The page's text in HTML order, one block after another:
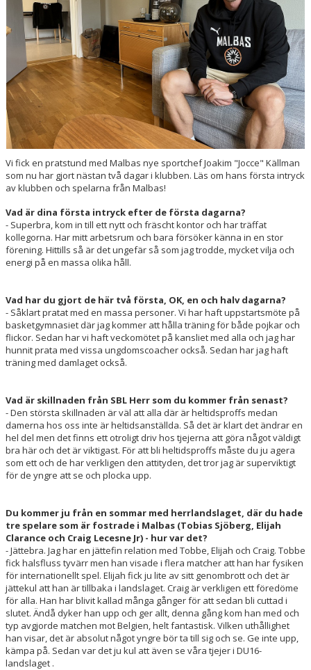
ENGAGERA DIG
KONTAKT
Vi fick en pratstund med Malbas nye sportchef Joakim "Jocce" Källman
som nu har gjort nästan två dagar i klubben. Läs om hans första intryck
av klubben och spelarna från Malbas!
Vad är dina första intryck efter de första dagarna?
- Superbra, kom in till ett nytt och fräscht kontor och har träffat
kollegorna. Har mitt arbetsrum och bara försöker känna in en stor
förening. Hittills så är det ungefär så som jag trodde, mycket vilja och
energi på en massa olika håll.
Vad har du gjort de här två första, OK, en och halv dagarna?
- Såklart pratat med en massa personer. Vi har haft uppstartsmöte på
basketgymnasiet där jag kommer att hålla träning för både pojkar och
flickor. Sedan har vi haft veckomötet på kansliet med alla och jag har
hunnit prata med vissa ungdomscoacher också. Sedan har jag haft
träning med damlaget också.
Vad är skillnaden från SBL Herr som du kommer från senast?
- Den största skillnaden är väl att alla där är heltidsproffs medan
damerna hos oss inte är heltidsanställda. Så det är klart det ändrar en
hel del men det finns ett otroligt driv hos tjejerna att göra något väldigt
bra här och det är viktigast. För att bli heltidsproffs måste du ju agera
som ett och de har verkligen den attityden, det tror jag är superviktigt
för de yngre att se och plocka upp.
Du kommer ju från en sommar med herrlandslaget, där du hade
tre spelare som är fostrade i Malbas (Tobias Sjöberg, Elijah
Clarance och Craig Lecesne Jr) - hur var det?
- Jättebra. Jag har en jättefin relation med Tobbe, Elijah och Craig. Tobbe
fick halsfluss tyvärr men han visade i flera matcher att han har fysiken
för internationellt spel. Elijah fick ju lite av sitt genombrott och det är
jättekul att han är tillbaka i landslaget. Craig är verkligen ett föredöme
för alla. Han har blivit kallad många gånger för att sedan bli cuttad i
slutet. Ändå dyker han upp och ger allt, denna gång kom han med och
typ avgjorde matchen mot Belgien, helt fantastisk. Vilken uthållighet
han visar, det är absolut något yngre bör ta till sig och se. Ge inte upp,
kämpa på. Sedan var det ju kul att även se våra tjejer i DU16-
landslaget .